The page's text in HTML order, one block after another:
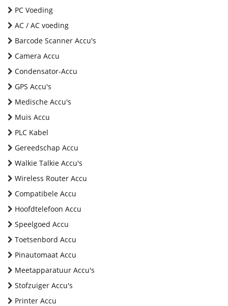
PC Voeding
AC / AC voeding
Barcode Scanner Accu's
Camera Accu
Condensator-Accu
GPS Accu's
Medische Accu's
Muis Accu
PLC Kabel
Gereedschap Accu
Walkie Talkie Accu's
Wireless Router Accu
Compatibele Accu
Hoofdtelefoon Accu
Speelgoed Accu
Toetsenbord Accu
Pinautomaat Accu
Meetapparatuur Accu's
Stofzuiger Accu's
Printer Accu